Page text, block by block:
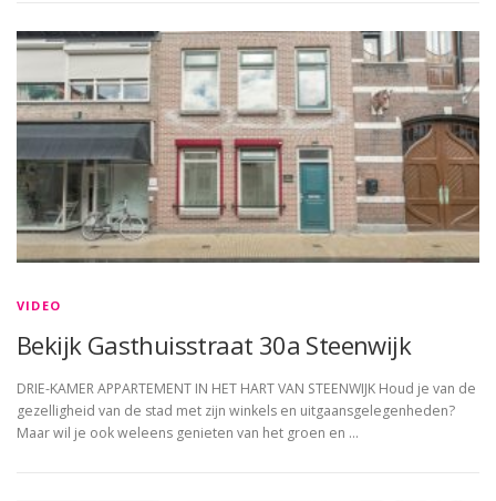
VIDEO
Bekijk Gasthuisstraat 30a Steenwijk
DRIE-KAMER APPARTEMENT IN HET HART VAN STEENWIJK Houd je van de
gezelligheid van de stad met zijn winkels en uitgaansgelegenheden?
Maar wil je ook weleens genieten van het groen en …